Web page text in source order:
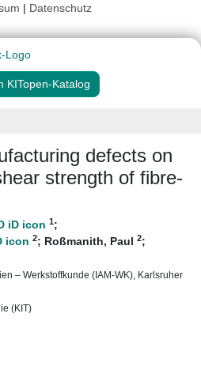
| Datenschutz
KITopen-Katalog
defects on
strength of fibre-
1;
2; Roßmanith, Paul 2;
– Werkstoffkunde (IAM-WK), Karlsruher
(KIT)